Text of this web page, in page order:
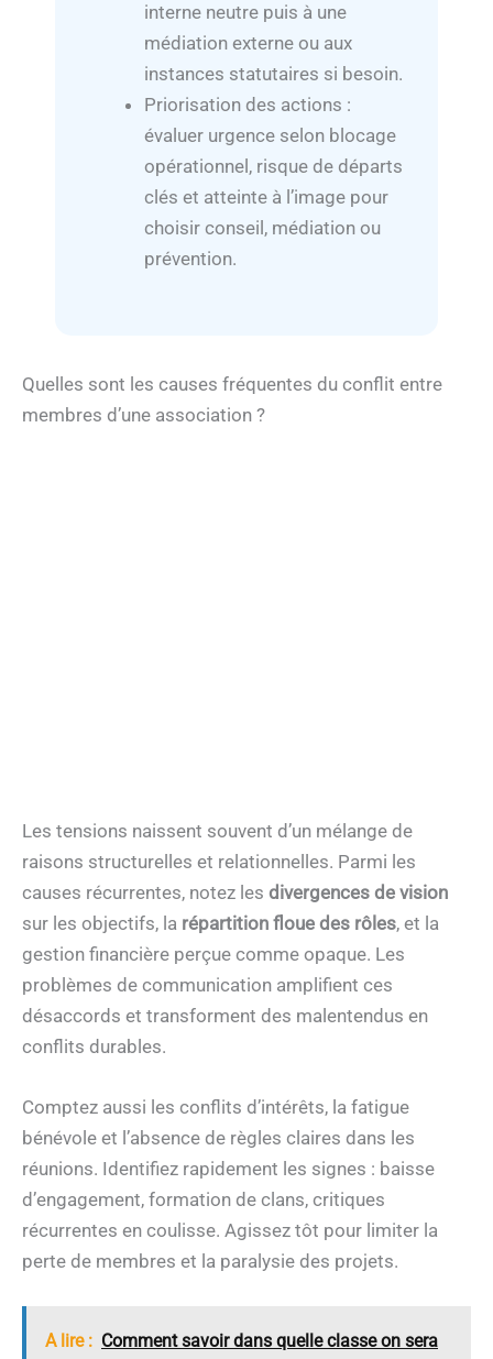
interne neutre puis à une
médiation externe ou aux
instances statutaires si besoin.
Priorisation des actions :
évaluer urgence selon blocage
opérationnel, risque de départs
clés et atteinte à l’image pour
choisir conseil, médiation ou
prévention.
Quelles sont les causes fréquentes du conflit entre
membres d’une association ?
Les tensions naissent souvent d’un mélange de
raisons structurelles et relationnelles. Parmi les
causes récurrentes, notez les divergences de vision
sur les objectifs, la répartition floue des rôles, et la
gestion financière perçue comme opaque. Les
problèmes de communication amplifient ces
désaccords et transforment des malentendus en
conflits durables.
Comptez aussi les conflits d’intérêts, la fatigue
bénévole et l’absence de règles claires dans les
réunions. Identifiez rapidement les signes : baisse
d’engagement, formation de clans, critiques
récurrentes en coulisse. Agissez tôt pour limiter la
perte de membres et la paralysie des projets.
A lire : Comment savoir dans quelle classe on sera